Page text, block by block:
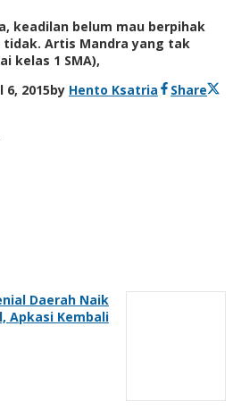
keadilan belum mau berpihak
tidak. Artis Mandra yang tak
kelas 1 SMA),
6, 2015by Hento Ksatria
Share
Daerah Naik
Apkasi Kembali